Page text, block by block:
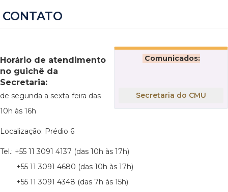
CONTATO
Comunicados:
Secretaria do CMU
Horário de atendimento
no guichê da
Secretaria:
de segunda a sexta-feira das
10h às 16h
Localização: Prédio 6
Tel.: +55 11 3091 4137 (das 10h às 17h)
+55 11 3091 4680 (das 10h às 17h)
+55 11 3091 4348 (das 7h às 15h)